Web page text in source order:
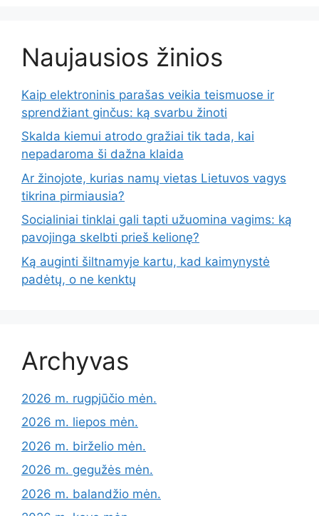
Naujausios žinios
Kaip elektroninis parašas veikia teismuose ir
sprendžiant ginčus: ką svarbu žinoti
Skalda kiemui atrodo gražiai tik tada, kai
nepadaroma ši dažna klaida
Ar žinojote, kurias namų vietas Lietuvos vagys
tikrina pirmiausia?
Socialiniai tinklai gali tapti užuomina vagims: ką
pavojinga skelbti prieš kelionę?
Ką auginti šiltnamyje kartu, kad kaimynystė
padėtų, o ne kenktų
Archyvas
2026 m. rugpjūčio mėn.
2026 m. liepos mėn.
2026 m. birželio mėn.
2026 m. gegužės mėn.
2026 m. balandžio mėn.